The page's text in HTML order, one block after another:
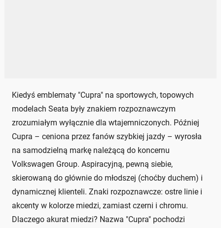
Kiedyś emblematy "Cupra" na sportowych, topowych
modelach Seata były znakiem rozpoznawczym
zrozumiałym wyłącznie dla wtajemniczonych. Później
Cupra – ceniona przez fanów szybkiej jazdy – wyrosła
na samodzielną markę należącą do koncernu
Volkswagen Group. Aspiracyjną, pewną siebie,
skierowaną do głównie do młodszej (choćby duchem) i
dynamicznej klienteli. Znaki rozpoznawcze: ostre linie i
akcenty w kolorze miedzi, zamiast czerni i chromu.
Dlaczego akurat miedzi? Nazwa "Cupra" pochodzi